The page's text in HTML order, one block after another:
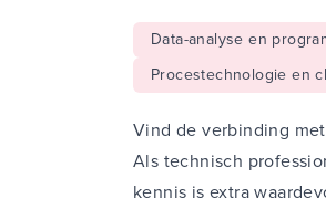
Data-analyse en
Procestechnologie en
Vind de verbinding
Als technisch
kennis is extra